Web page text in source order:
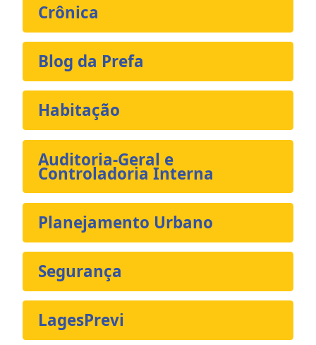
Crônica
Blog da Prefa
Habitação
Auditoria-Geral e
Controladoria Interna
Planejamento Urbano
Segurança
LagesPrevi